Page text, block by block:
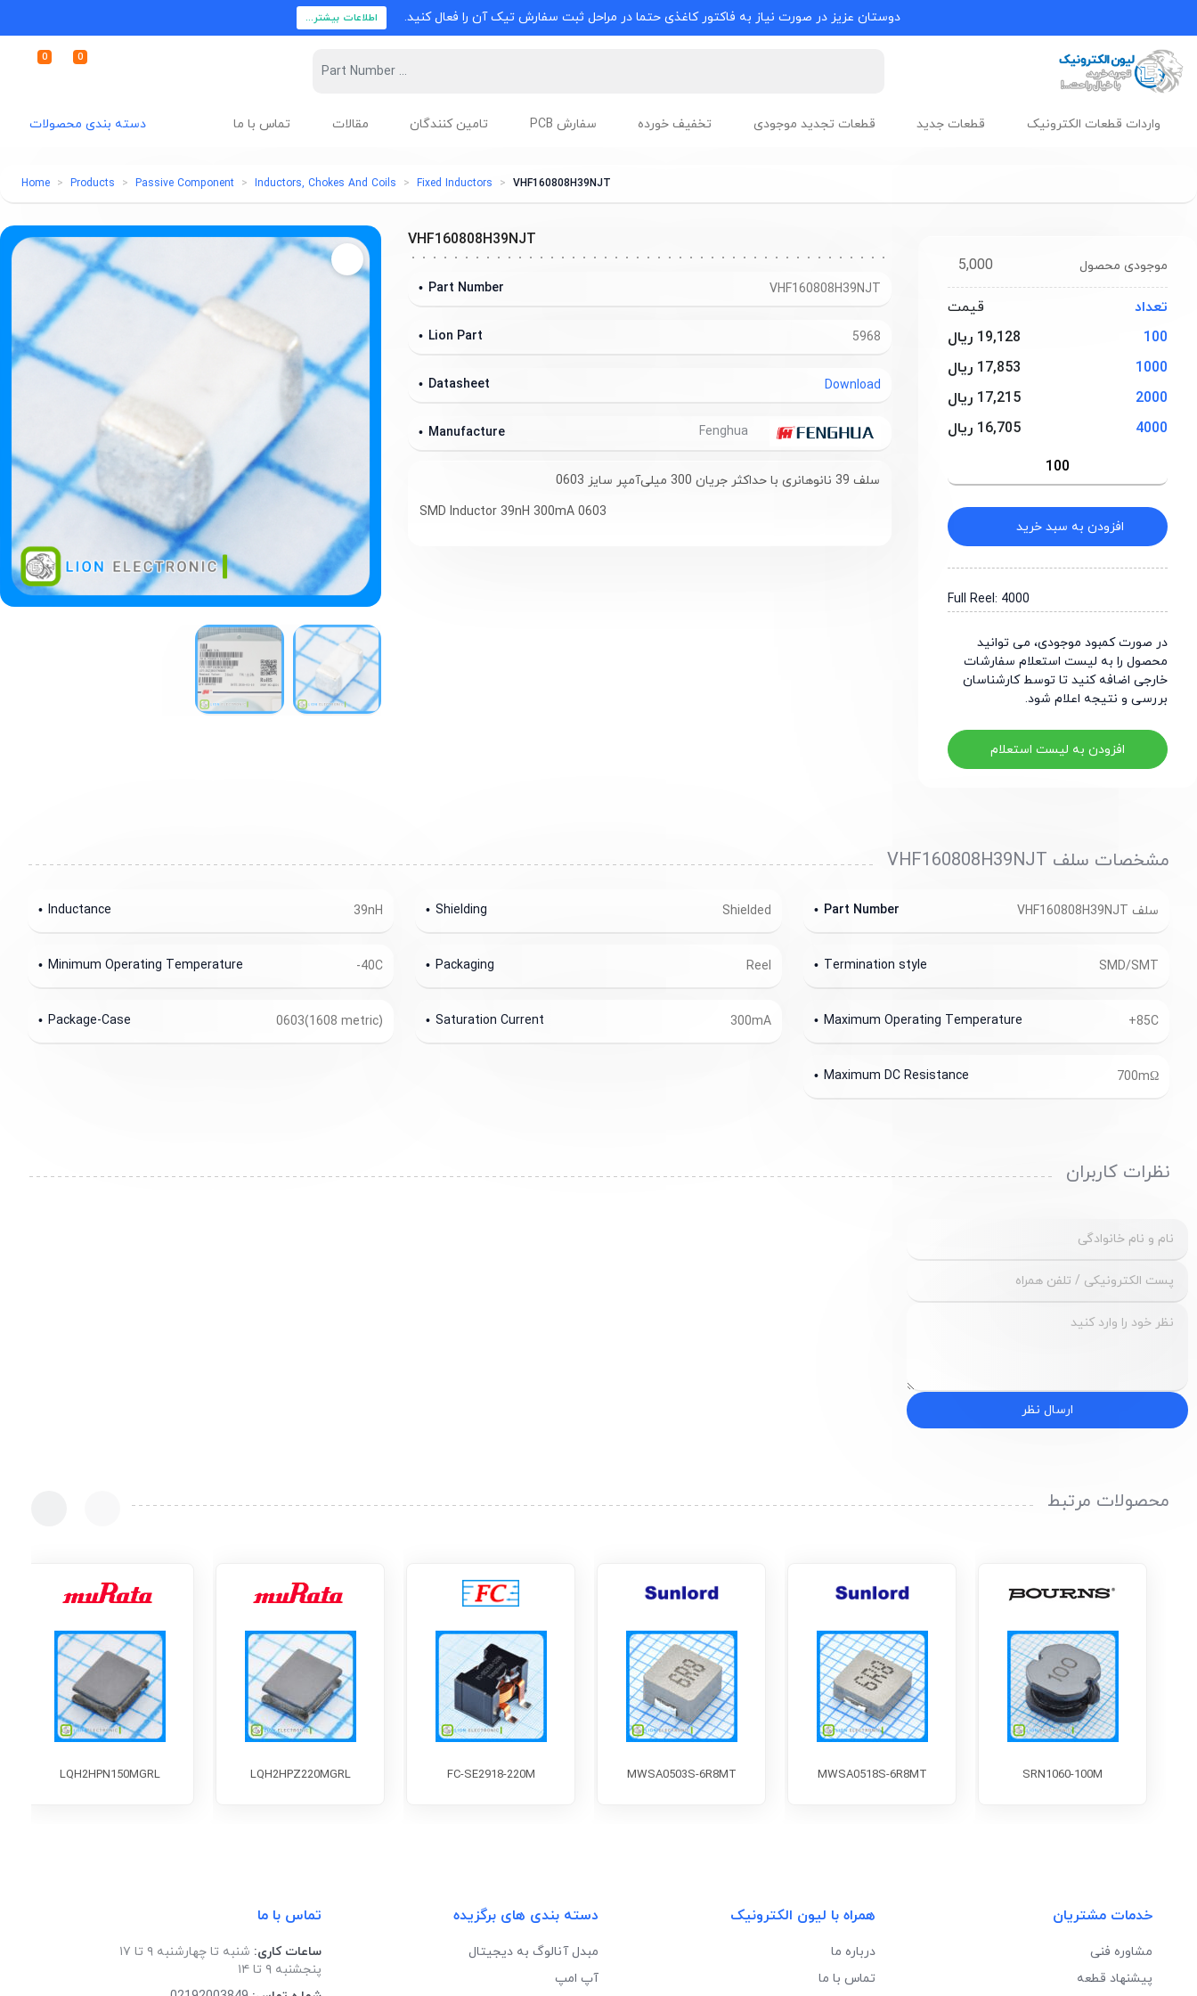
دوستان عزیز در صورت نیاز به فاکتور کاغذی حتما در مراحل ثبت سفارش تیک آن را فعال کنید. اطلاعات بیشتر...
0 0
دسته بندی محصولات واردات قطعات الکترونیک قطعات جدید قطعات تجدید موجودی تخفیف خورده سفارش PCB تامین کنندگان مقالات تماس با ما
Home Products Passive Component Inductors, Chokes And Coils Fixed Inductors VHF160808H39NJT
5,000 موجودی محصول
تعداد
قیمت
100
19,128 ریال
1000
17,853 ریال
2000
17,215 ریال
4000
16,705 ریال
افزودن به سبد خرید
Full Reel: 4000
در صورت کمبود موجودی، می توانید
محصول را به لیست استعلام سفارشات
خارجی اضافه کنید تا توسط کارشناسان
بررسی و نتیجه اعلام شود.
افزودن به لیست استعلام
VHF160808H39NJT
VHF160808H39NJT
Part Number
5968
Lion Part
Download
Datasheet
Fenghua
Manufacture
سلف 39 نانوهانری با حداکثر جریان 300 میلی‌آمپر سایز 0603
SMD Inductor 39nH 300mA 0603
مشخصات سلف VHF160808H39NJT
سلف VHF160808H39NJT Part Number
Shielded
Shielding
39nH
Inductance
SMD/SMT
Termination style
Reel
Packaging
-40C
Minimum Operating Temperature
+85C
Maximum Operating Temperature
300mA
Saturation Current
0603(1608 metric)
Package-Case
700mΩ
Maximum DC Resistance
نظرات کاربران
ارسال نظر
محصولات مرتبط
SRN1060-100M
MWSA0518S-6R8MT
MWSA0503S-6R8MT
FC-SE2918-220M
LQH2HPZ220MGRL
LQH2HPN150MGRL
خدمات مشتریان
مشاوره فنی
پیشنهاد قطعه
همراه با لیون الکترونیک
درباره ما
تماس با ما
دسته بندی های برگزیده
مبدل آنالوگ به دیجیتال
آپ امپ
تماس با ما
ساعات کاری: شنبه تا چهارشنبه ۹ تا ۱۷
پنجشنبه ۹ تا ۱۴